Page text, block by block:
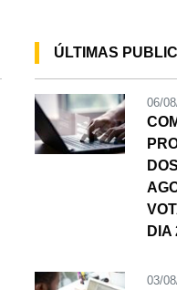
ÚLTIMAS
06/
DIA
03/